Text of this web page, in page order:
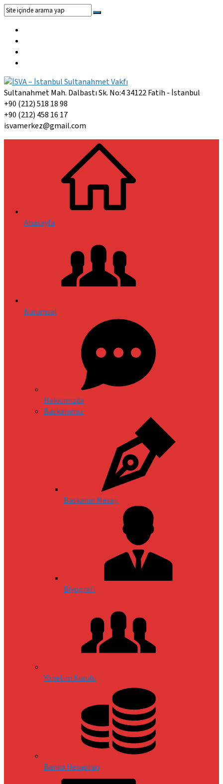
Sultanahmet Mah. Dalbastı Sk. No:4 34122 Fatih - İstanbul
+90 (212) 518 18 98
+90 (212) 458 16 17
isvamerkez@gmail.com
Anasayfa
Kurumsal
Hakkımızda
Başkanımız
Başkanın Mesajı
Biyografi
Yönetim Kurulu
Banka Hesapları